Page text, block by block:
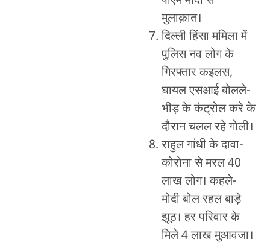
मुलाक़ात।
दिल्ली हिंसा ममिला में
पुलिस नव लोग के
गिरफ्तार कइलस,
घायल एसआई बोलले-
भीड़ के कंट्रोल करे के
दौरान चलल रहे गोली।
राहुल गांधी के दावा-
कोरोना से मरल 40
लाख लोग। कहले-
मोदी बोल रहल बाड़े
झूठ। हर परिवार के
मिले 4 लाख मुआवजा।